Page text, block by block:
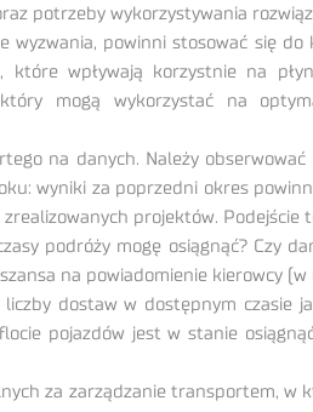
potrzeby wykorzystywania
powinni stosować się
wpływają korzystnie na
mogą wykorzystać na
na danych. Należy
wyniki za poprzedni okres
projektów.
podróży mogę osiągnąć? Czy
na powiadomienie kierowcy
liczby dostaw w dostępnym
pojazdów jest w stanie
za zarządzanie transportem,